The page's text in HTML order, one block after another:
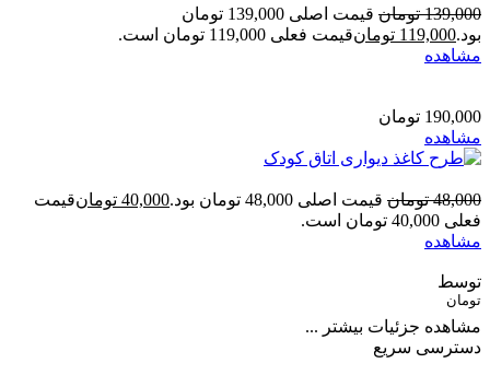
139,000 تومان
قیمت اصلی 139,000 تومان
بود.119,000 تومانقیمت فعلی 119,000 تومان است.
مشاهده
190,000 تومان
مشاهده
48,000 تومان قیمت اصلی 48,000 تومان بود. 40,000 تومانقیمت
فعلی 40,000 تومان است.
مشاهده
توسط
تومان
مشاهده جزئیات بیشتر ...
دسترسی سریع